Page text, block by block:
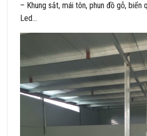
– Khung sắt, mái tôn, phun đồ gỗ, biển
Led…